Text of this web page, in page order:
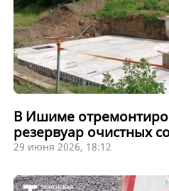
В Ишиме
резервуар очистных
29 июня 2026, 18:12